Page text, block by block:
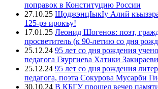
поправок в Конституцию России
27.10.25 ЩоджэнцIыкIу Алий
125-рэ ирокъу!
17.01.25 Леонид Шогенов: поэт,
просветитель (к 90-летию со дня
25.12.24 95 лет со дня рождения
педагога Гяургиева Хатики
25.12.24 95 лет со дня рождения
педагога, поэта Сокурова Мусарби
30.10.24 В КБГУ прошел вечер